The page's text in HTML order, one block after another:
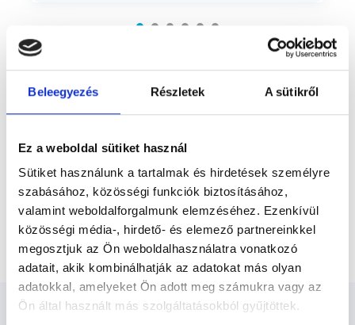
Beleegyezés Részletek A sütikről
Ez a weboldal sütiket használ
Sütiket használunk a tartalmak és hirdetések személyre
szabásához, közösségi funkciók biztosításához,
valamint weboldalforgalmunk elemzéséhez. Ezenkívül
közösségi média-, hirdető- és elemező partnereinkkel
megosztjuk az Ön weboldalhasználatra vonatkozó
adatait, akik kombinálhatják az adatokat más olyan
adatokkal, amelyeket Ön adott meg számukra vagy az
Ön által használt más szolgáltatásokból gyűjtöttek.
Előző
* Szakorvos jelölt (rezidens): általános orvosi oklevéllel rendelkező
orvos, aki jogszabályok szerinti szakorvosi szakképesítés
megszerzésére irányuló képzésben vesz részt. Ezen orvosok által
önállóan nem végezhető szakmai tevékenységért teljes
felelősséggel tartozik és azt közvetlenül felügyeli az egészségügyi
szolgáltató szakorvosa az első részvizsgáig, utána pedig a
és szakorvosjelölt esetén.
Főoldal Ultrahangos szakorvos
Down-szindróma szűrés